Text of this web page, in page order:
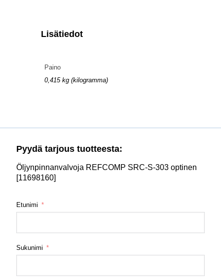
Lisätiedot
Paino
0,415 kg (kilogramma)
Pyydä tarjous tuotteesta:
Öljynpinnanvalvoja REFCOMP SRC-S-303 optinen
[11698160]
Etunimi
Sukunimi